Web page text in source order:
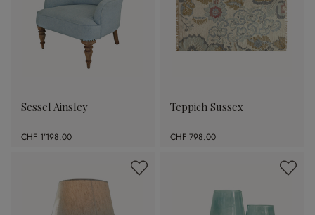
Sessel Ainsley
CHF 1’198.00
Teppich Sussex
CHF 798.00